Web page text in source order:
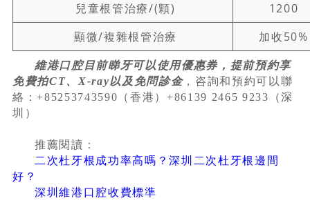
兒童根管治療/(顆)
1200
顯微/複雜根管治療
加收50%
維港口腔目前睇牙可以使用優惠券，提前預約享
免費拍CT、X-ray以及免問診金，咨詢和預約可以聯
絡：+85253743590（香港）+86139 2465 9233（深
圳）
推薦閱讀：
二次杜牙根成功率高嗎？深圳二次杜牙根邊間
好？
深圳維港口腔收費標準